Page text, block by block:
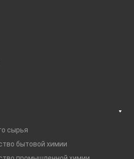
сырья
бытовой химии